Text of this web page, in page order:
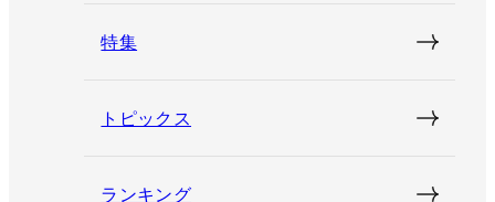
特集
トピックス
ランキング